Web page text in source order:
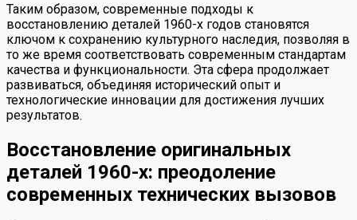
Таким образом, современные подходы к
восстановлению деталей 1960-х годов становятся
ключом к сохранению культурного наследия, позволяя в
то же время соответствовать современным стандартам
качества и функциональности. Эта сфера продолжает
развиваться, объединяя исторический опыт и
технологические инновации для достижения лучших
результатов.
Восстановление оригинальных
деталей 1960-х: преодоление
современных технических вызовов